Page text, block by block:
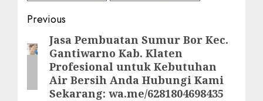
Post
navigation
Previous
Previous
post:
Jasa Pembuatan Sumur Bor Kec.
Gantiwarno Kab. Klaten
Profesional untuk Kebutuhan
Air Bersih Anda Hubungi Kami
Sekarang: wa.me/6281804698435